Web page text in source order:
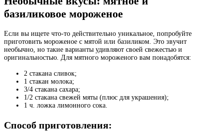
базиликовое мороженое
Если вы ищете что-то действительно уникальное, попробуйте
приготовить мороженое с мятой или базиликом. Это звучит
необычно, но такие варианты удивляют своей свежестью и
оригинальностью. Для мятного мороженого вам понадобятся:
2 стакана сливок;
1 стакан молока;
3/4 стакана сахара;
1/2 стакана свежей мяты (плюс для украшения);
1 ч. ложка лимонного сока.
Способ приготовления: